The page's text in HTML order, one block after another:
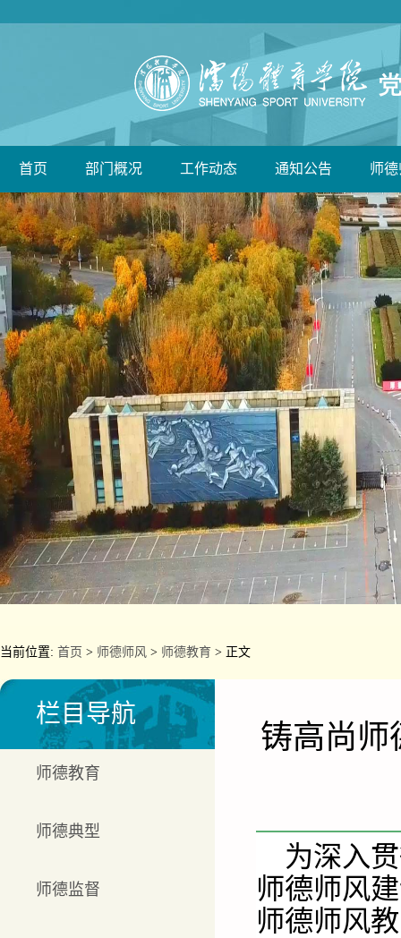
首页 部门概况 工作动态 通知公告 师
当前位置: 首页 > 师德师风 > 师德教育 > 正文
栏目导航
师德教育
师德典型
师德监督
铸高尚
为深入
师德师风
师德师风